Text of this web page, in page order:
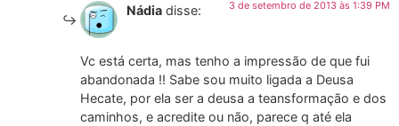
Nádia disse: 3 de setembro de 2013 às 1:39 PM
Vc está certa, mas tenho a impressão de que fui
abandonada !! Sabe sou muito ligada a Deusa
Hecate, por ela ser a deusa a teansformação e dos
caminhos, e acredite ou não, parece q até ela